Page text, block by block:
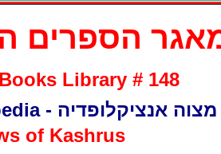
הספרים
Library # 148
מצוה אנציקלופדיה - Mitzvah Encyclopedia
of Kashrus